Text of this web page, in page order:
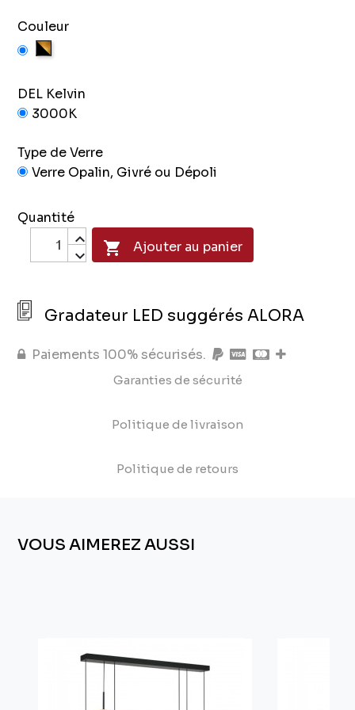
Couleur
Noir et Or
DEL Kelvin
3000K
Type de Verre
Verre Opalin, Givré ou Dépoli
Quantité
 Ajouter au panier
Gradateur LED suggérés ALORA
Paiements 100% sécurisés.
Garanties de sécurité
Politique de livraison
Politique de retours
VOUS AIMEREZ AUSSI